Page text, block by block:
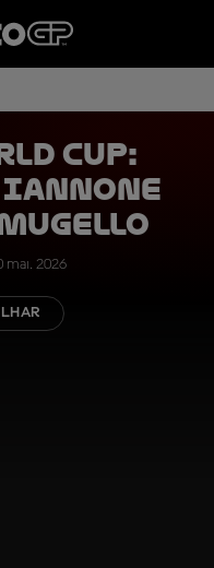
Cup:
mai. 2026